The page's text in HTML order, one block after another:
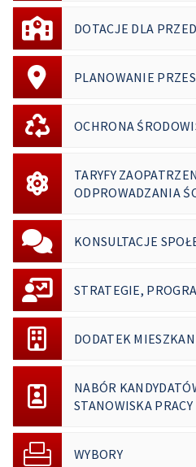
DOTACJE DLA
PLANOWANIE
OCHRONA
TARYFY
ODPROWADZANIA
KONSULTACJE
STRATEGIE,
DODATEK
NABÓR
STANOWISKA PRACY
WYBORY